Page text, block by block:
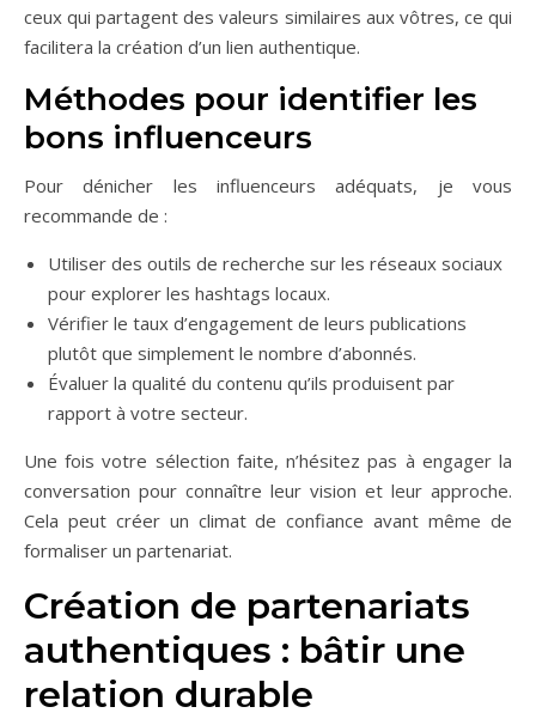
ceux qui partagent des valeurs similaires aux vôtres, ce qui
facilitera la création d’un lien authentique.
Méthodes pour identifier les
bons influenceurs
Pour dénicher les influenceurs adéquats, je vous
recommande de :
Utiliser des outils de recherche sur les réseaux sociaux
pour explorer les hashtags locaux.
Vérifier le taux d’engagement de leurs publications
plutôt que simplement le nombre d’abonnés.
Évaluer la qualité du contenu qu’ils produisent par
rapport à votre secteur.
Une fois votre sélection faite, n’hésitez pas à engager la
conversation pour connaître leur vision et leur approche.
Cela peut créer un climat de confiance avant même de
formaliser un partenariat.
Création de partenariats
authentiques : bâtir une
relation durable